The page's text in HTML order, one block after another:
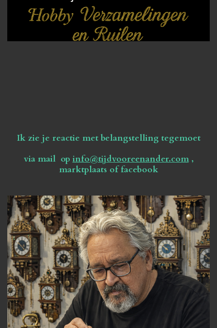
Ik zie je reactie met belangstelling tegemoet
via mail opinfo@tijdvooreenander.com,
marktplaats of facebook